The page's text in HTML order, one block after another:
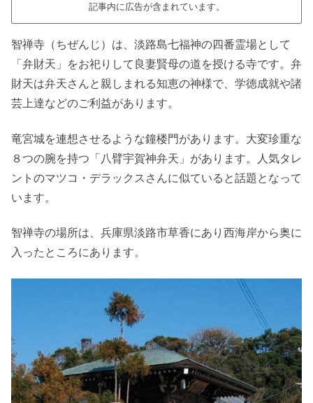
記事内に広告が含まれています。
智禅寺（ちぜんじ）は、淡路島七福神の四番霊場として
「弁財天」をお祀りして良妻賢母の道を授ける寺です。弁
財天は弁天さんと親しまれる知恵の神様で、学徳成就や諸
芸上達などのご利益があります。
竜宮城を連想させるような鐘楼門があります。大変珍重な
８つの腕を持つ「八臂宇賀神弁天」があります。人気タレ
ントのマツコ・デラックスさんに似ていると話題となって
います。
智禅寺の場所は、兵庫県淡路市草香にあり西海岸から奥に
入ったところにあります。